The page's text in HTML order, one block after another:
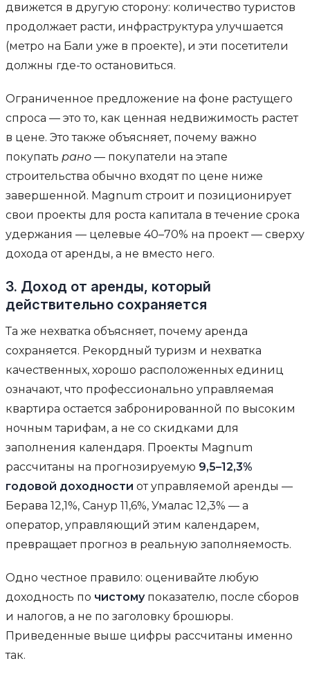
движется в другую сторону: количество туристов
продолжает расти, инфраструктура улучшается
(метро на Бали уже в проекте), и эти посетители
должны где-то остановиться.
Ограниченное предложение на фоне растущего
спроса — это то, как ценная недвижимость растет
в цене. Это также объясняет, почему важно
покупать рано — покупатели на этапе
строительства обычно входят по цене ниже
завершенной. Magnum строит и позиционирует
свои проекты для роста капитала в течение срока
удержания — целевые 40–70% на проект — сверху
дохода от аренды, а не вместо него.
3. Доход от аренды, который
действительно сохраняется
Та же нехватка объясняет, почему аренда
сохраняется. Рекордный туризм и нехватка
качественных, хорошо расположенных единиц
означают, что профессионально управляемая
квартира остается забронированной по высоким
ночным тарифам, а не со скидками для
заполнения календаря. Проекты Magnum
рассчитаны на прогнозируемую 9,5–12,3%
годовой доходности от управляемой аренды —
Берава 12,1%, Санур 11,6%, Умалас 12,3% — а
оператор, управляющий этим календарем,
превращает прогноз в реальную заполняемость.
Одно честное правило: оценивайте любую
доходность по чистомупоказателю, после сборов
и налогов, а не по заголовку брошюры.
Приведенные выше цифры рассчитаны именно
так.